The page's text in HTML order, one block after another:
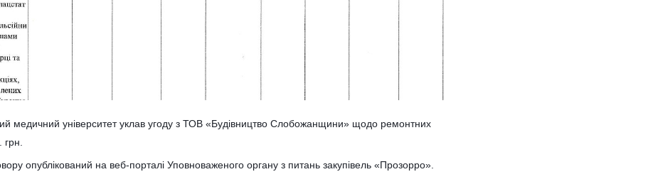
медичний університет уклав угоду з ТОВ «Будівництво Слобожанщини» щодо ремонтних
опублікований на веб-порталі Уповноваженого органу з питань закупівель «Прозорро».